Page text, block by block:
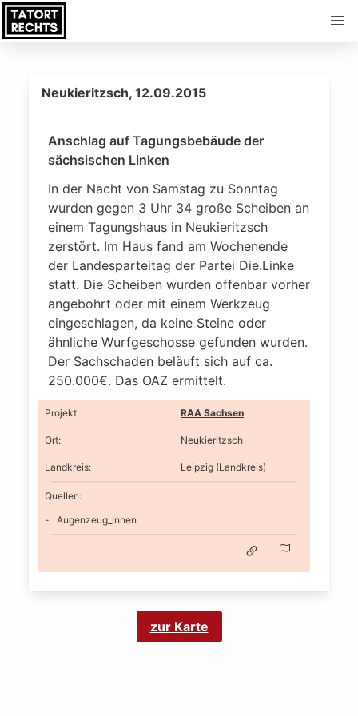
Neukieritzsch, 12.09.2015
Anschlag auf Tagungsbebäude der
sächsischen Linken
In der Nacht von Samstag zu Sonntag
wurden gegen 3 Uhr 34 große Scheiben an
einem Tagungshaus in Neukieritzsch
zerstört. Im Haus fand am Wochenende
der Landesparteitag der Partei Die.Linke
statt. Die Scheiben wurden offenbar vorher
angebohrt oder mit einem Werkzeug
eingeschlagen, da keine Steine oder
ähnliche Wurfgeschosse gefunden wurden.
Der Sachschaden beläuft sich auf ca.
250.000€. Das OAZ ermittelt.
Projekt: RAA Sachsen
Ort: Neukieritzsch
Landkreis: Leipzig (Landkreis)
Quellen:
Augenzeug_innen
zur Karte